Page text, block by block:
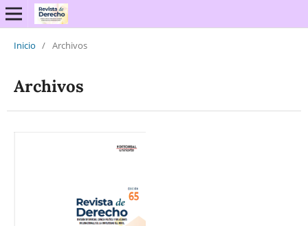
Inicio / Archivos
Archivos